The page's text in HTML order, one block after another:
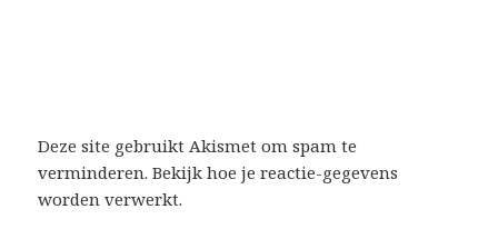
Deze site gebruikt Akismet om spam te
verminderen.Bekijk hoe je reactie-gegevens
worden verwerkt.